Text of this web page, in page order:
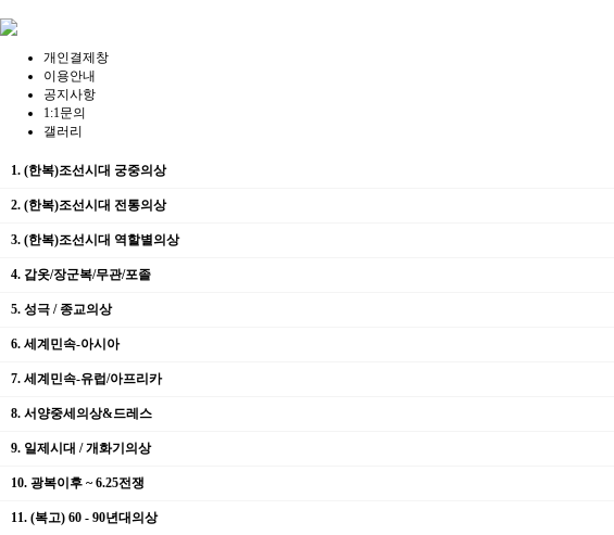
개인결제창
이용안내
공지사항
1:1문의
갤러리
1. (한복)조선시대 궁중의상
2. (한복)조선시대 전통의상
3. (한복)조선시대 역할별의상
4. 갑옷/장군복/무관/포졸
5. 성극 / 종교의상
6. 세계민속-아시아
7. 세계민속-유럽/아프리카
8. 서양중세의상&드레스
9. 일제시대 / 개화기의상
10. 광복이후 ~ 6.25전쟁
11. (복고) 60 - 90년대의상